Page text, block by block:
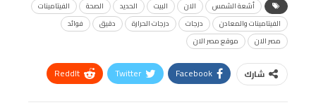
أشعة الشمس الان البيت الحديد الصحة
الفيتامينات
الفيتامينات والمعادن
درجات درجات الحرارة دقيق
فوائد
مصر الان
موقع مصر الان
شارك Facebook
Twitter
ReddIt